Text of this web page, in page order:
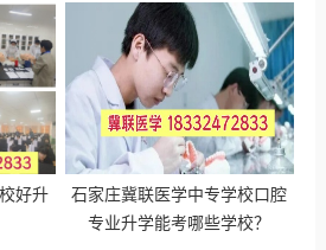
好升
石家庄冀联医学中专学校口腔
专业升学能考哪些学校？